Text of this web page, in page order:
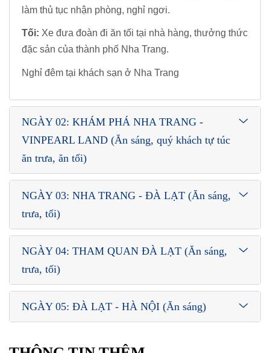
làm thủ tục nhận phòng, nghỉ ngơi.
Tối: Xe đưa đoàn đi ăn tối tại nhà hàng, thưởng thức
đặc sản của thành phố Nha Trang.
Nghỉ đêm tại khách sạn ở Nha Trang
NGÀY 02: KHÁM PHÁ NHA TRANG -
VINPEARL LAND (Ăn sáng, quý khách tự túc
ăn trưa, ăn tối)
NGÀY 03: NHA TRANG - ĐÀ LẠT (Ăn sáng,
trưa, tối)
NGÀY 04: THAM QUAN ĐÀ LẠT (Ăn sáng,
trưa, tối)
NGÀY 05: ĐÀ LẠT - HÀ NỘI (Ăn sáng)